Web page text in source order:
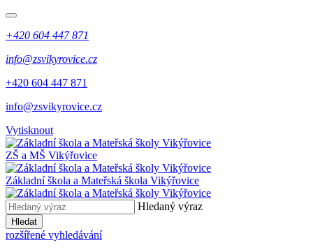
+420 604 447 871
info@zsvikyrovice.cz
+420 604 447 871
info@zsvikyrovice.cz
Vytisknout
ZŠ a MŠ Vikýřovice
Základní škola a Mateřská škola Vikýřovice
Hledaný výraz
Hledat
rozšířené vyhledávání